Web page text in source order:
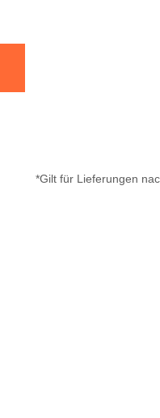
*Gilt für Lieferungen